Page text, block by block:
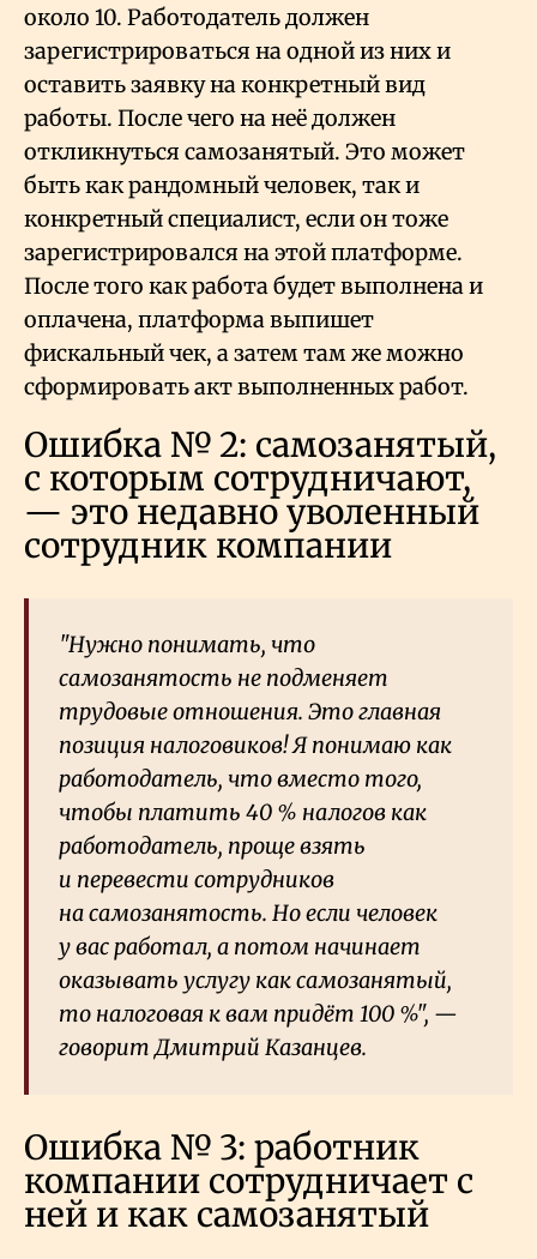
около 10. Работодатель должен
зарегистрироваться на одной из них и
оставить заявку на конкретный вид
работы. После чего на неё должен
откликнуться самозанятый. Это может
быть как рандомный человек, так и
конкретный специалист, если он тоже
зарегистрировался на этой платформе.
После того как работа будет выполнена и
оплачена, платформа выпишет
фискальный чек, а затем там же можно
сформировать акт выполненных работ.
Ошибка № 2: самозанятый,
с которым сотрудничают,
— это недавно уволенный
сотрудник компании
"Нужно понимать, что
самозанятость не подменяет
трудовые отношения. Это главная
позиция налоговиков! Я понимаю как
работодатель, что вместо того,
чтобы платить 40 % налогов как
работодатель, проще взять
и перевести сотрудников
на самозанятость. Но если человек
у вас работал, а потом начинает
оказывать услугу как самозанятый,
то налоговая к вам придёт 100 %", —
говорит Дмитрий Казанцев.
Ошибка № 3: работник
компании сотрудничает с
ней и как самозанятый